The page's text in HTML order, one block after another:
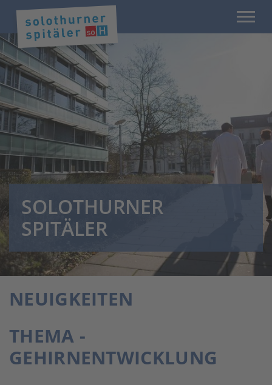
SOLOTHURNER
SPITÄLER
NEUIGKEITEN
THEMA -
GEHIRNENTWICKLUNG